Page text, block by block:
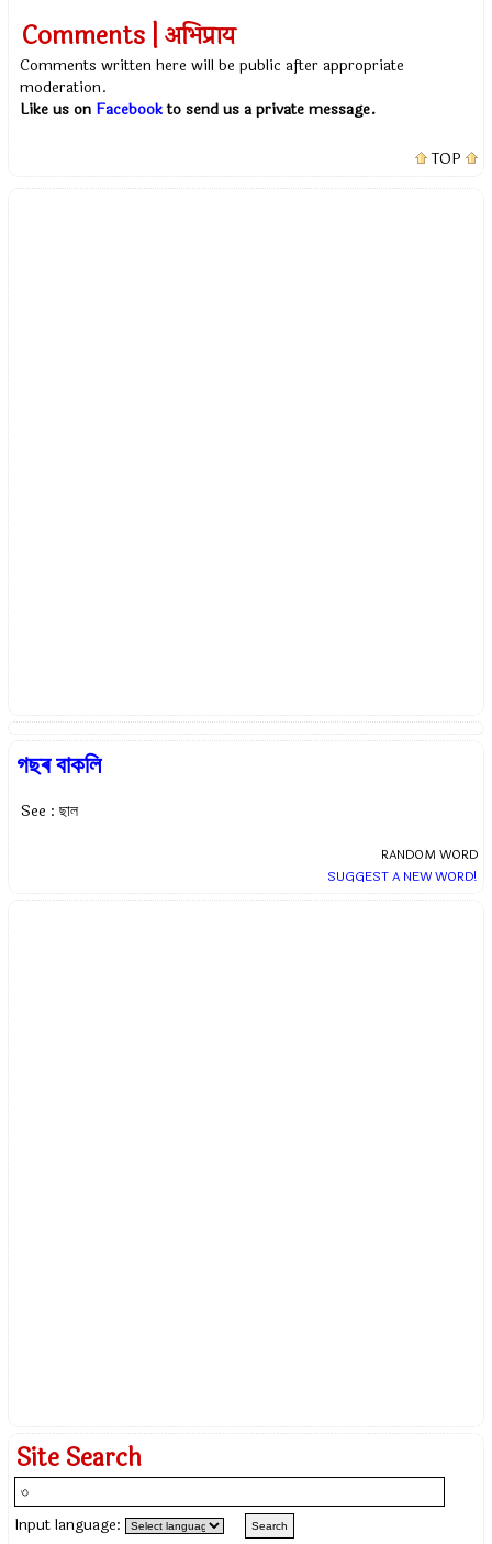
Comments | अभिप्राय
Comments written here will be public after appropriate
moderation.
Like us on Facebookto send us a private message.
TOP
গছৰ বাকলি
See : ছাল
RANDOM WORD
SUGGEST A NEW WORD!
Site Search
Input language: